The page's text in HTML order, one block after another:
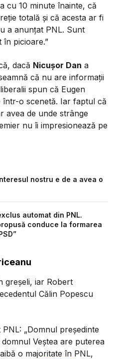
cu 10 minute înainte, că
totală și că acesta ar fi
a anunțat PNL. Sunt
picioare.”
dacă Nicușor Dan a
că nu are informații
spun că Eugen
într-o scenetă. Iar faptul că
avea de unde strânge
nu îi impresionează pe
nostru e de a avea o
automat din PNL.
conduce la formarea
greșeli, iar Robert
Călin Popescu
PNL: „Domnul președinte
Veștea are puterea
o majoritate în PNL,